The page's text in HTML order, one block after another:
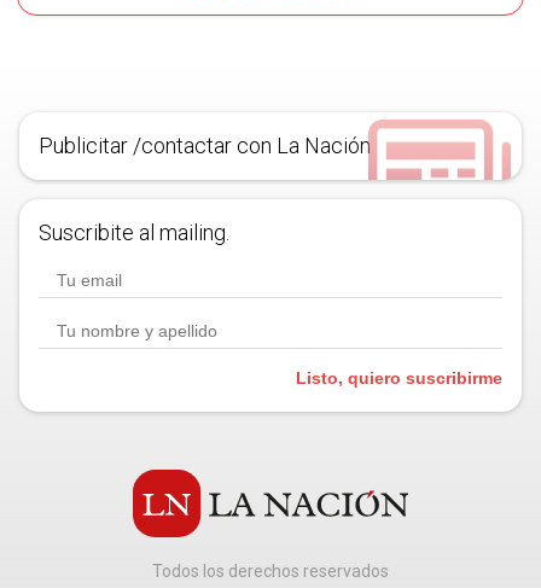
Publicitar /contactar con La Nación
Suscribite al mailing.
Listo, quiero suscribirme
Todos los derechos reservados